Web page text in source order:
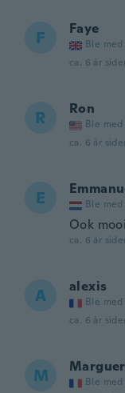
F Faye
Ble med
ca. 6 år
R Ron
Ble med
ca. 6 år
E Ble med
Ook
ca. 6 år
A alexis
Ble med
ca. 6 år
M Ble med